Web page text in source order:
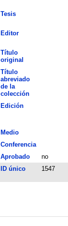
Tesis
Editor
Título
original
Título
abreviado
de la
colección
Edición
Medio
Conferencia
Aprobado
no
ID único 1547